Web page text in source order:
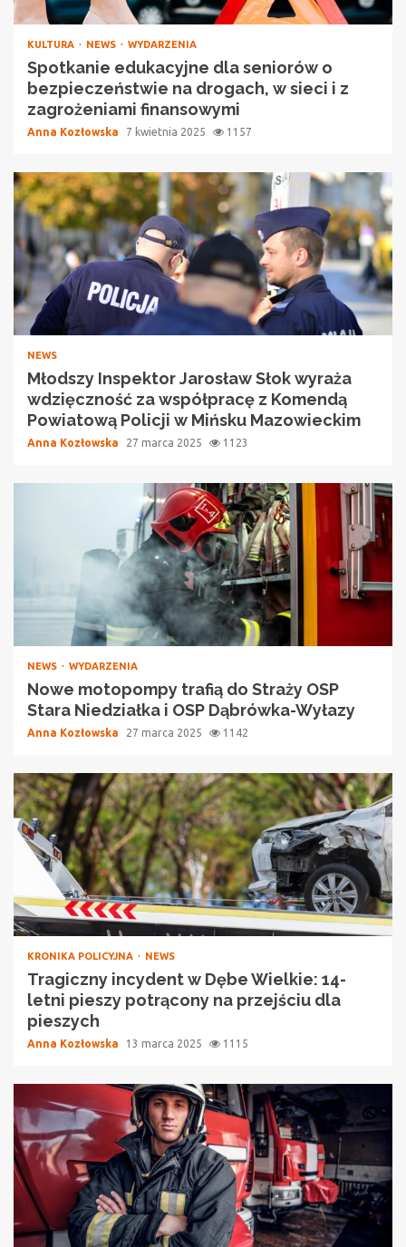
KULTURA NEWS WYDARZENIA
Spotkanie edukacyjne dla seniorów o
bezpieczeństwie na drogach, w sieci i z
zagrożeniami finansowymi
Anna Kozłowska 7 kwietnia 2025 1157
NEWS
Młodszy Inspektor Jarosław Słok wyraża
wdzięczność za współpracę z Komendą
Powiatową Policji w Mińsku Mazowieckim
Anna Kozłowska 27 marca 2025 1123
NEWS WYDARZENIA
Nowe motopompy trafią do Straży OSP
Stara Niedziałka i OSP Dąbrówka-Wyłazy
Anna Kozłowska 27 marca 2025 1142
KRONIKA POLICYJNA NEWS
Tragiczny incydent w Dębe Wielkie: 14-
letni pieszy potrącony na przejściu dla
pieszych
Anna Kozłowska 13 marca 2025 1115